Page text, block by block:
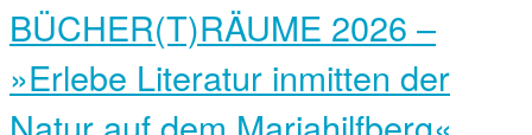
BÜCHER(T)RÄUME 2026 –
»Erlebe Literatur inmitten der